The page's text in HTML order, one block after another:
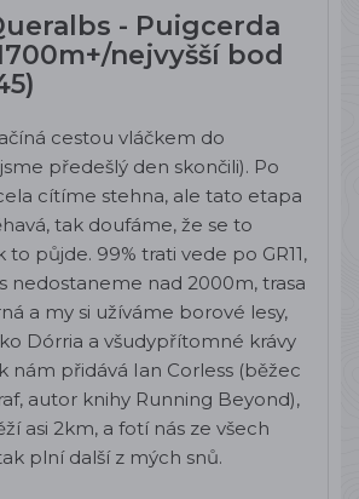
- Puigcerda
nejvyšší bod
cestou vláčkem do
předešlý den skončili). Po
cítíme stehna, ale tato etapa
tak doufáme, že se to
půjde. 99% trati vede po GR11,
nedostaneme nad 2000m, trasa
a my si užíváme borové lesy,
Dórria a všudypřítomné krávy
nám přidává Ian Corless (běžec
autor knihy Running Beyond),
asi 2km, a fotí nás ze všech
plní další z mých snů.